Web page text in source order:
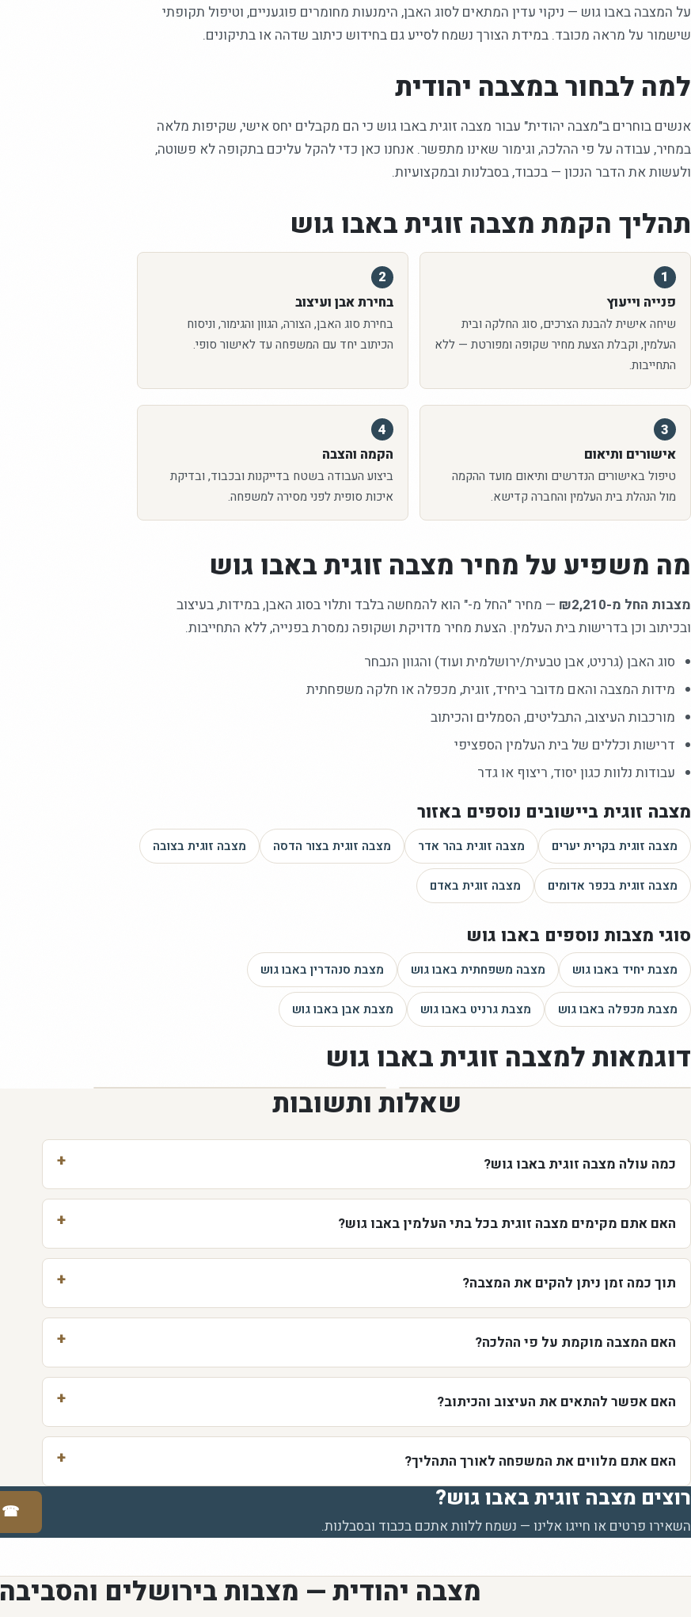
על המצבה באבו גוש — ניקוי עדין המתאים לסוג האבן, הימנעות מחומרים פוגעניים, וטיפול תקופתי
שישמור על מראה מכובד. במידת הצורך נשמח לסייע גם בחידוש כיתוב שדהה או בתיקונים.
למה לבחור במצבה יהודית
אנשים בוחרים ב"מצבה יהודית" עבור מצבה זוגית באבו גוש כי הם מקבלים יחס אישי, שקיפות מלאה
במחיר, עבודה על פי ההלכה, וגימור שאינו מתפשר. אנחנו כאן כדי להקל עליכם בתקופה לא פשוטה,
ולעשות את הדבר הנכון — בכבוד, בסבלנות ובמקצועיות.
תהליך הקמת מצבה זוגיתבאבו גוש
1
פנייה וייעוץ
שיחה אישית להבנת הצרכים, סוג החלקה ובית
העלמין, וקבלת הצעת מחיר שקופה ומפורטת — ללא
התחייבות.
2
בחירת אבן ועיצוב
בחירת סוג האבן, הצורה, הגוון והגימור, וניסוח
הכיתוב יחד עם המשפחה עד לאישור סופי.
3
אישורים ותיאום
טיפול באישורים הנדרשים ותיאום מועד ההקמה
מול הנהלת בית העלמין והחברה קדישא.
4
הקמה והצבה
ביצוע העבודה בשטח בדייקנות ובכבוד, ובדיקת
איכות סופית לפני מסירה למשפחה.
מה משפיע על מחיר מצבה זוגיתבאבו גוש
מצבות החל מ-₪2,210 — מחיר "החל מ-" הוא להמחשה בלבד ותלוי בסוג האבן, במידות, בעיצוב
ובכיתוב וכן בדרישות בית העלמין. הצעת מחיר מדויקת ושקופה נמסרת בפנייה, ללא התחייבות.
סוג האבן (גרניט, אבן טבעית/ירושלמית ועוד) והגוון הנבחר
מידות המצבה והאם מדובר ביחיד, זוגית, מכפלה או חלקה משפחתית
מורכבות העיצוב, התבליטים, הסמלים והכיתוב
דרישות וכללים של בית העלמין הספציפי
עבודות נלוות כגון יסוד, ריצוף או גדר
מצבה זוגית ביישובים נוספים באזור
מצבה זוגית בקרית יערים מצבה זוגית בהר אדר מצבה זוגית בצור הדסה מצבה זוגית בצובה
מצבה זוגית בכפר אדומים מצבה זוגית באדם
סוגי מצבות נוספים באבו גוש
מצבת יחיד באבו גוש מצבה משפחתית באבו גוש מצבת סנהדרין באבו גוש
מצבת מכפלה באבו גוש מצבת גרניט באבו גוש מצבת אבן באבו גוש
דוגמאות למצבה זוגיתבאבו גוש
שאלות ותשובות
כמה עולה מצבה זוגית באבו גוש?
האם אתם מקימים מצבה זוגית בכל בתי העלמין באבו גוש?
תוך כמה זמן ניתן להקים את המצבה?
האם המצבה מוקמת על פי ההלכה?
האם אפשר להתאים את העיצוב והכיתוב?
האם אתם מלווים את המשפחה לאורך התהליך?
רוצים מצבה זוגית באבו גוש?
השאירו פרטים או חייגו אלינו — נשמח ללוות אתכם בכבוד ובסבלנות.
☎
מצבה יהודית — מצבות בירושלים והסביבה